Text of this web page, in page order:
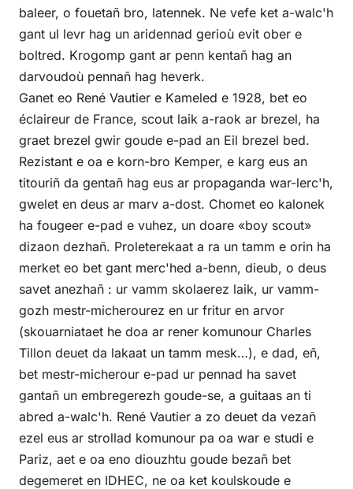
baleer, o fouetañ bro, latennek. Ne vefe ket a-walc'h
gant ul levr hag un aridennad gerioù evit ober e
boltred. Krogomp gant ar penn kentañ hag an
darvoudoù pennañ hag heverk.
Ganet eo René Vautier e Kameled e 1928, bet eo
éclaireur de France, scout laik a-raok ar brezel, ha
graet brezel gwir goude e-pad an Eil brezel bed.
Rezistant e oa e korn-bro Kemper, e karg eus an
titouriñ da gentañ hag eus ar propaganda war-lerc'h,
gwelet en deus ar marv a-dost. Chomet eo kalonek
ha fougeer e-pad e vuhez, un doare «boy scout»
dizaon dezhañ. Proleterekaat a ra un tamm e orin ha
merket eo bet gant merc'hed a-benn, dieub, o deus
savet anezhañ : ur vamm skolaerez laik, ur vamm-
gozh mestr-micherourez en ur fritur en arvor
(skouarniataet he doa ar rener komunour Charles
Tillon deuet da lakaat un tamm mesk…), e dad, eñ,
bet mestr-micherour e-pad ur pennad ha savet
gantañ un embregerezh goude-se, a guitaas an ti
abred a-walc'h. René Vautier a zo deuet da vezañ
ezel eus ar strollad komunour pa oa war e studi e
Pariz, aet e oa eno diouzhtu goude bezañ bet
degemeret en IDHEC, ne oa ket koulskoude e